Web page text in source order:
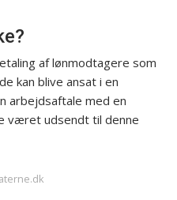
af lønmodtagere som
kan blive ansat i en
arbejdsaftale med en
været udsendt til denne